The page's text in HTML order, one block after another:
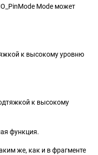
Mode может
к высокому уровню
к высокому
функция.
же, как и в фрагменте